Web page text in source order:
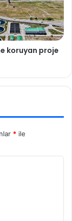
koruyan proje
* ile